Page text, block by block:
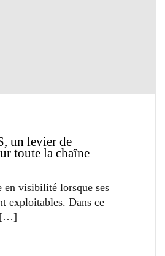
un levier de
toute la chaîne
en visibilité lorsque ses
exploitables. Dans ce